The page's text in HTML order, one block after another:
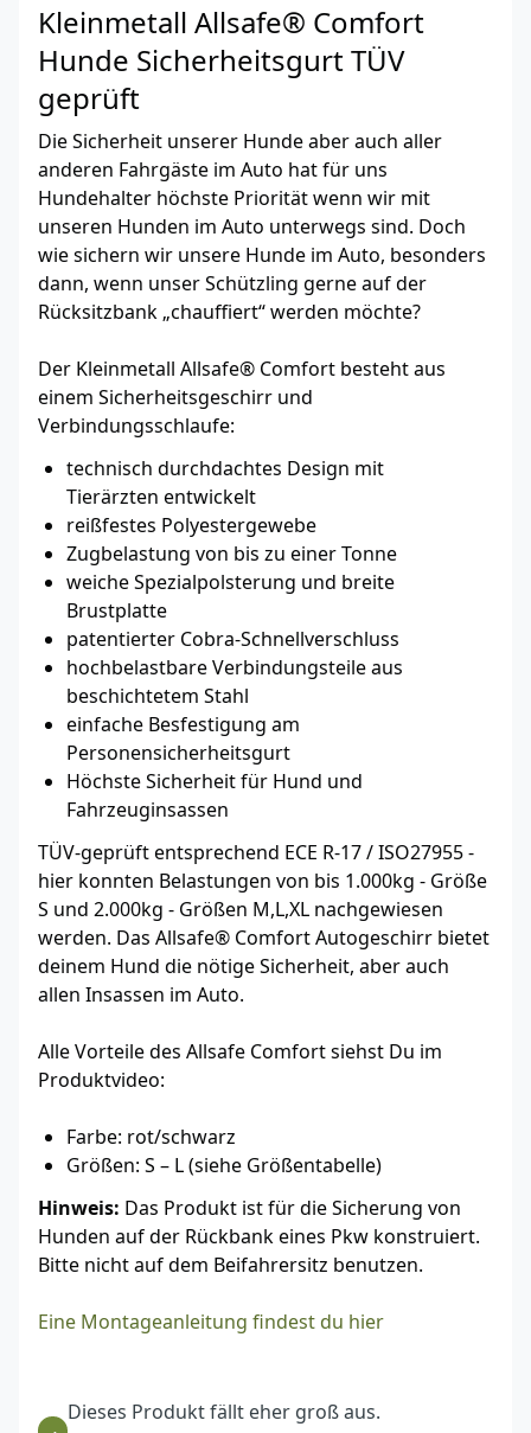
Kleinmetall Allsafe® Comfort
Hunde Sicherheitsgurt TÜV
geprüft
Die Sicherheit unserer Hunde aber auch aller
anderen Fahrgäste im Auto hat für uns
Hundehalter höchste Priorität wenn wir mit
unseren Hunden im Auto unterwegs sind. Doch
wie sichern wir unsere Hunde im Auto, besonders
dann, wenn unser Schützling gerne auf der
Rücksitzbank „chauffiert“ werden möchte?
Der Kleinmetall Allsafe® Comfort besteht aus
einem Sicherheitsgeschirr und
Verbindungsschlaufe:
technisch durchdachtes Design mit
Tierärzten entwickelt
reißfestes Polyestergewebe
Zugbelastung von bis zu einer Tonne
weiche Spezialpolsterung und breite
Brustplatte
patentierter Cobra-Schnellverschluss
hochbelastbare Verbindungsteile aus
beschichtetem Stahl
einfache Besfestigung am
Personensicherheitsgurt
Höchste Sicherheit für Hund und
Fahrzeuginsassen
TÜV-geprüft entsprechend ECE R-17 / ISO27955 -
hier konnten Belastungen von bis 1.000kg - Größe
S und 2.000kg - Größen M,L,XL nachgewiesen
werden. Das Allsafe® Comfort Autogeschirr bietet
deinem Hund die nötige Sicherheit, aber auch
allen Insassen im Auto.
Alle Vorteile des Allsafe Comfort siehst Du im
Produktvideo:
Farbe: rot/schwarz
Größen: S – L (siehe Größentabelle)
Hinweis: Das Produkt ist für die Sicherung von
Hunden auf der Rückbank eines Pkw konstruiert.
Bitte nicht auf dem Beifahrersitz benutzen.
Eine Montageanleitung findest du hier
Dieses Produkt fällt eher groß aus.